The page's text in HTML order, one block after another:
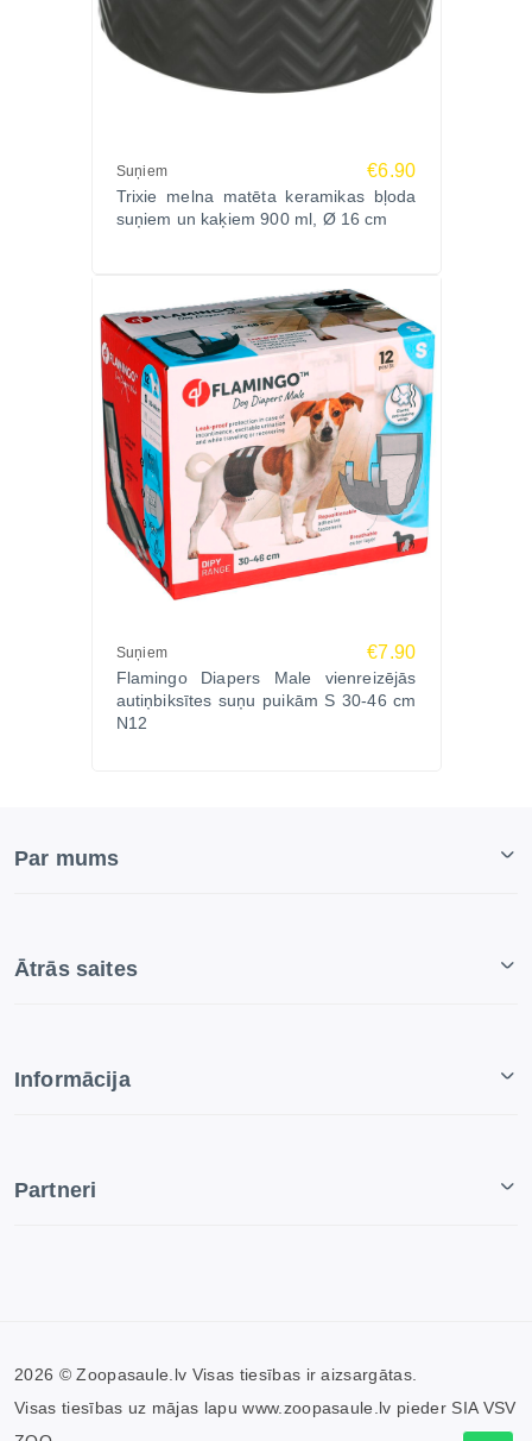
Suņiem €6.90
Trixie melna matēta keramikas bļoda
suņiem un kaķiem 900 ml, Ø 16 cm
Suņiem €7.90
Flamingo Diapers Male vienreizējās
autiņbiksītes suņu puikām S 30-46 cm
N12
Par mums
Ātrās saites
Informācija
Partneri
2026 © Zoopasaule.lv Visas tiesības ir aizsargātas.
Visas tiesības uz mājas lapu www.zoopasaule.lv pieder SIA VSV